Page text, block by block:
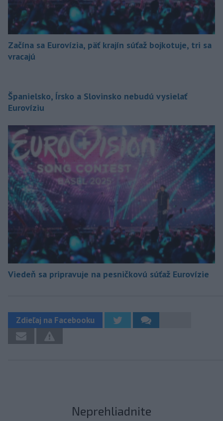
Začína sa Eurovízia, päť krajín súťaž bojkotuje, tri sa
vracajú
Španielsko, Írsko a Slovinsko nebudú vysielať
Eurovíziu
Viedeň sa pripravuje na pesničkovú súťaž Eurovízie
Zdieľaj na Facebooku
Neprehliadnite